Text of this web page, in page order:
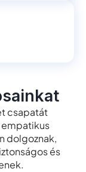
csapatát
dolgoznak,
és